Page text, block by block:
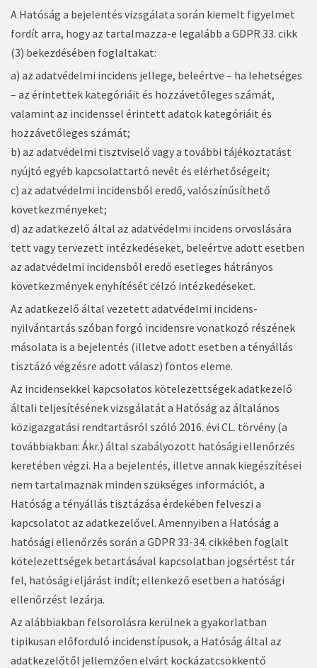
A Hatóság a bejelentés vizsgálata során kiemelt figyelmet
fordít arra, hogy az tartalmazza-e legalább a GDPR 33. cikk
(3) bekezdésében foglaltakat:
a) az adatvédelmi incidens jellege, beleértve – ha lehetséges
– az érintettek kategóriáit és hozzávetőleges számát,
valamint az incidenssel érintett adatok kategóriáit és
hozzávetőleges számát;
b) az adatvédelmi tisztviselő vagy a további tájékoztatást
nyújtó egyéb kapcsolattartó nevét és elérhetőségeit;
c) az adatvédelmi incidensből eredő, valószínűsíthető
következményeket;
d) az adatkezelő által az adatvédelmi incidens orvoslására
tett vagy tervezett intézkedéseket, beleértve adott esetben
az adatvédelmi incidensből eredő esetleges hátrányos
következmények enyhítését célzó intézkedéseket.
Az adatkezelő által vezetett adatvédelmi incidens-
nyilvántartás szóban forgó incidensre vonatkozó részének
másolata is a bejelentés (illetve adott esetben a tényállás
tisztázó végzésre adott válasz) fontos eleme.
Az incidensekkel kapcsolatos kötelezettségek adatkezelő
általi teljesítésének vizsgálatát a Hatóság az általános
közigazgatási rendtartásról szóló 2016. évi CL. törvény (a
továbbiakban: Ákr.) által szabályozott hatósági ellenőrzés
keretében végzi. Ha a bejelentés, illetve annak kiegészítései
nem tartalmaznak minden szükséges információt, a
Hatóság a tényállás tisztázása érdekében felveszi a
kapcsolatot az adatkezelővel. Amennyiben a Hatóság a
hatósági ellenőrzés során a GDPR 33-34. cikkében foglalt
kötelezettségek betartásával kapcsolatban jogsértést tár
fel, hatósági eljárást indít; ellenkező esetben a hatósági
ellenőrzést lezárja.
Az alábbiakban felsorolásra kerülnek a gyakorlatban
tipikusan előforduló incidenstípusok, a Hatóság által az
adatkezelőtől jellemzően elvárt kockázatcsökkentő